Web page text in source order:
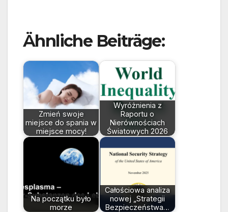
Ähnliche Beiträge:
Zmień swoje
miejsce do spania w
miejsce mocy!
Wyróżnienia z
Raportu o
Nierównościach
Światowych 2026
Na początku było
morze
Całościowa analiza
nowej „Strategii
Bezpieczeństwa…